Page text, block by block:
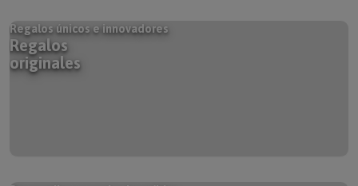
Regalos
originales